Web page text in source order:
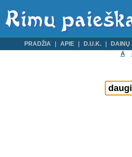
PRADŽIA APIE D.U.K. DAINŲ
A